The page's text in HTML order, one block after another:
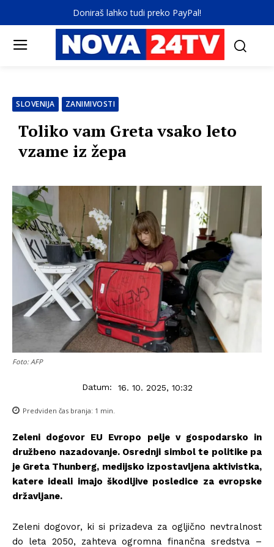
Doniraš lahko tudi preko PayPal!
SLOVENIJA ZANIMIVOSTI
Toliko vam Greta vsako leto
vzame iz žepa
Foto: AFP
Datum: 16. 10. 2025, 10:32
Predviden čas branja: 1 min.
Zeleni dogovor EU Evropo pelje v gospodarsko in
družbeno nazadovanje. Osrednji simbol te politike pa
je Greta Thunberg, medijsko izpostavljena aktivistka,
katere ideali imajo škodljive posledice za evropske
državljane.
Zeleni dogovor, ki si prizadeva za ogljično nevtralnost
do leta 2050, zahteva ogromna finančna sredstva –